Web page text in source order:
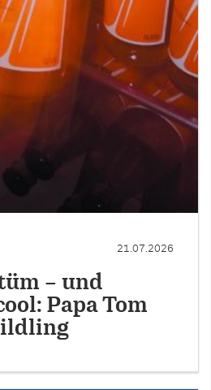
21.07.2026
– und
Papa Tom